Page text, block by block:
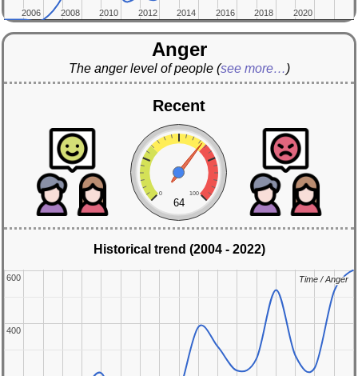
2006
2006 2008
2008 2010
2010 2012
2012 2014
2014 2016
2016 2018
2018 2020
2020
Anger
The anger level of people (see more…)
Recent
0 100
64
Historical trend (2004 - 2022)
400
400
600
600 Time / Anger
Time / Anger